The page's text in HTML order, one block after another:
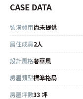
CASE DATA
裝潢費用尚未提供
居住成員2人
設計風格奢華風
房屋類型標準格局
房屋坪數33 坪